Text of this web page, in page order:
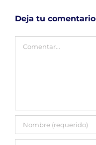
Deja tu comentario
Comentar